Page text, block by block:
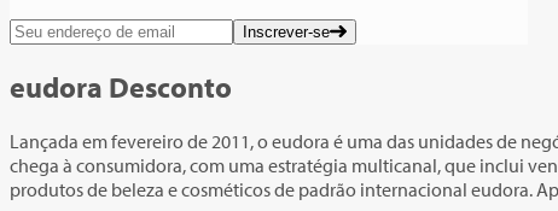
Inscrever-se
eudora Desconto
Lançada em fevereiro de 2011, o eudora é uma das unidades de
chega à consumidora, com uma estratégia multicanal, que inclui
produtos de beleza e cosméticos de padrão internacional eudora.